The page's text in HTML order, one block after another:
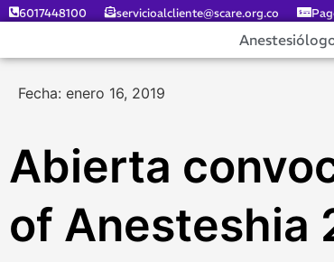
6017448100 servicioalcliente@scare.org.co
Fecha: enero 16, 2019
Abierta
of Anesteshia